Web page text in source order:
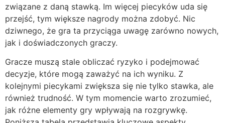
związane z daną stawką. Im więcej piecyków uda się
przejść, tym większe nagrody można zdobyć. Nic
dziwnego, że gra ta przyciąga uwagę zarówno nowych,
jak i doświadczonych graczy.
Gracze muszą stale obliczać ryzyko i podejmować
decyzje, które mogą zaważyć na ich wyniku. Z
kolejnymi piecykami zwiększa się nie tylko stawka, ale
również trudność. W tym momencie warto zrozumieć,
jak różne elementy gry wpływają na rozgrywkę.